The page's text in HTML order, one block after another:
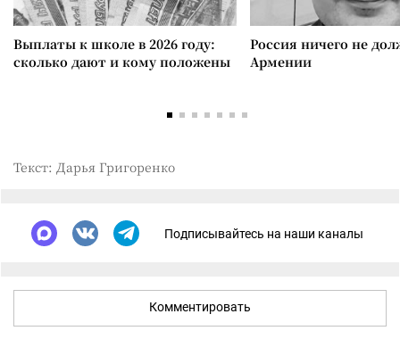
Выплаты к школе в 2026 году:
сколько дают и кому положены
Россия ничего не
Армении
Текст: Дарья Григоренко
Подписывайтесь на наши каналы
Комментировать